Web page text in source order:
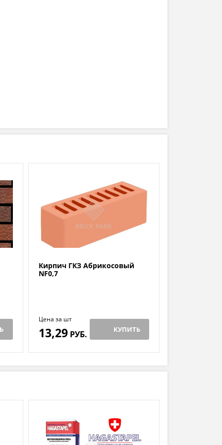
Кирпич ГКЗ Абрикосовый
NF0,7
Цена за шт
13,29РУБ. КУПИТЬ